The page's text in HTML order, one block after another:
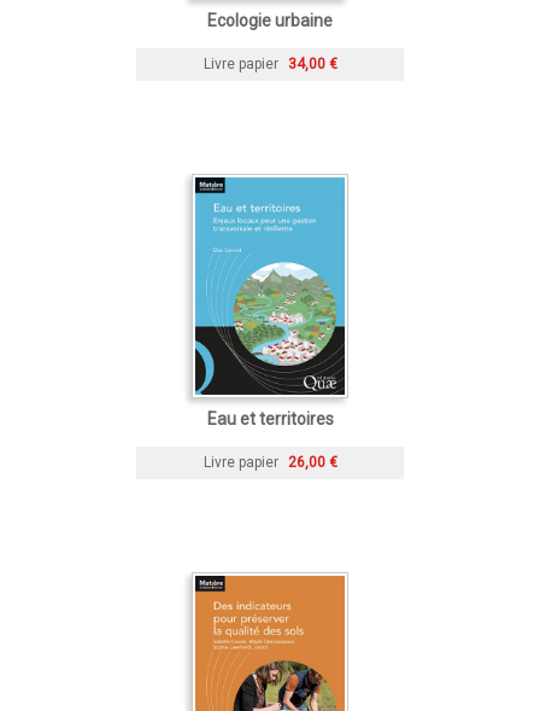
Ecologie urbaine
Livre papier 34,00 €
Eau et territoires
Livre papier 26,00 €